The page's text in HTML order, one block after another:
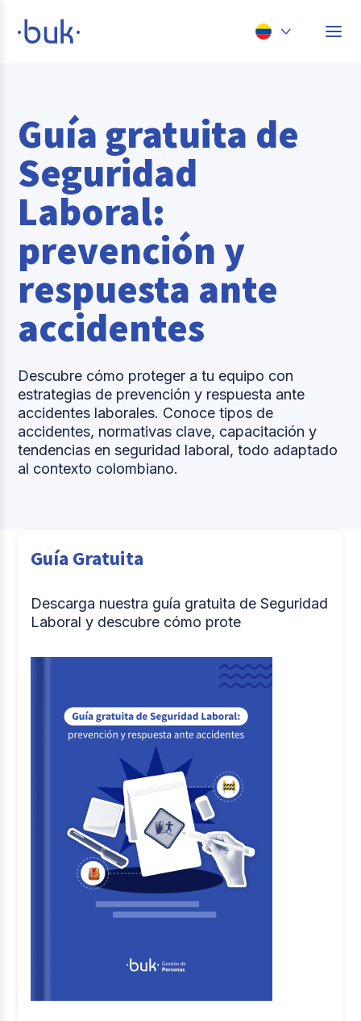
Perú
México
Guía gratuita de
Seguridad
Laboral:
prevención y
respuesta ante
accidentes
Descubre cómo proteger a tu equipo con
estrategias de prevención y respuesta ante
accidentes laborales. Conoce tipos de
accidentes, normativas clave, capacitación y
tendencias en seguridad laboral, todo adaptado
al contexto colombiano.
Guía Gratuita
Descarga nuestra guía gratuita de Seguridad
Laboral y descubre cómo prote